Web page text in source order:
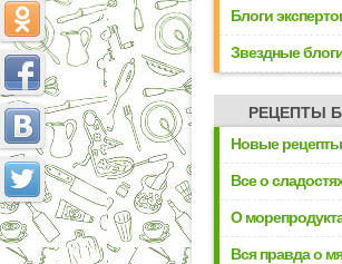
Блоги
Звездные
РЕЦЕПТЫ
Новые рецепты
Все о
О
Вся правда о